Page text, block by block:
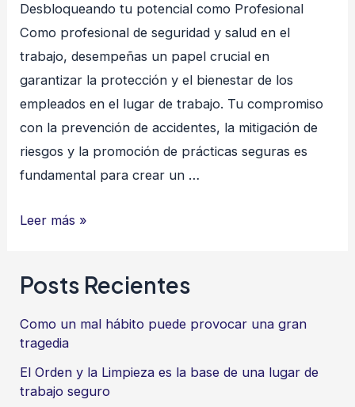
Desbloqueando tu potencial como Profesional
Como profesional de seguridad y salud en el
trabajo, desempeñas un papel crucial en
garantizar la protección y el bienestar de los
empleados en el lugar de trabajo. Tu compromiso
con la prevención de accidentes, la mitigación de
riesgos y la promoción de prácticas seguras es
fundamental para crear un …
Desbloqueando
como
Leer más »
Posts Recientes
Como un mal hábito puede provocar una gran
tragedia
El Orden y la Limpieza es la base de una lugar de
trabajo seguro